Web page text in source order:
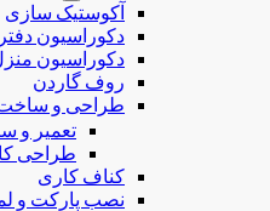
آکوستیک سازی
دکوراسیون
دکوراسیون
روف گاردن
طراحی و ساخت
تعمیر و
طراحی
کناف کاری
نصب پارکت و